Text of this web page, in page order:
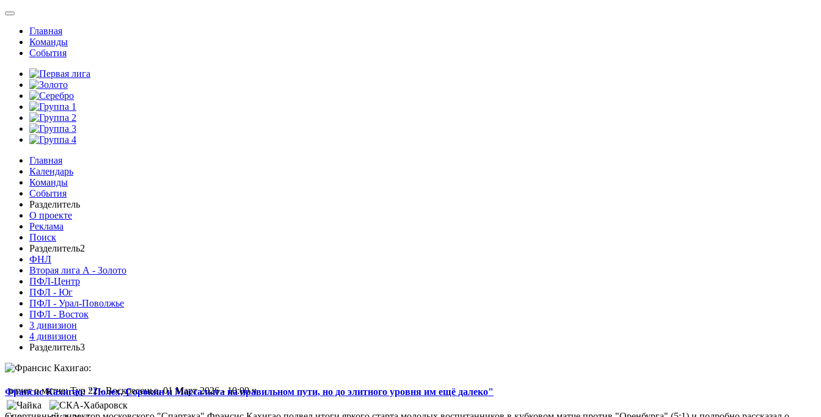
Главная
Команды
События
Главная
Календарь
Команды
События
Разделитель
О проекте
Реклама
Поиск
Разделитель2
ФНЛ
Вторая лига А - Золото
ПФЛ-Центр
ПФЛ - Юг
ПФЛ - Урал-Поволжье
ПФЛ - Восток
3 дивизион
4 дивизион
Разделитель3
Франсис Кахигао: "Полех, Сорокин и Массалыга на правильном пути, но до элитного уровня им ещё далеко"
отчет о матче: Тур 22 - Воскресенье, 01 Март 2026 - 10:00 ч